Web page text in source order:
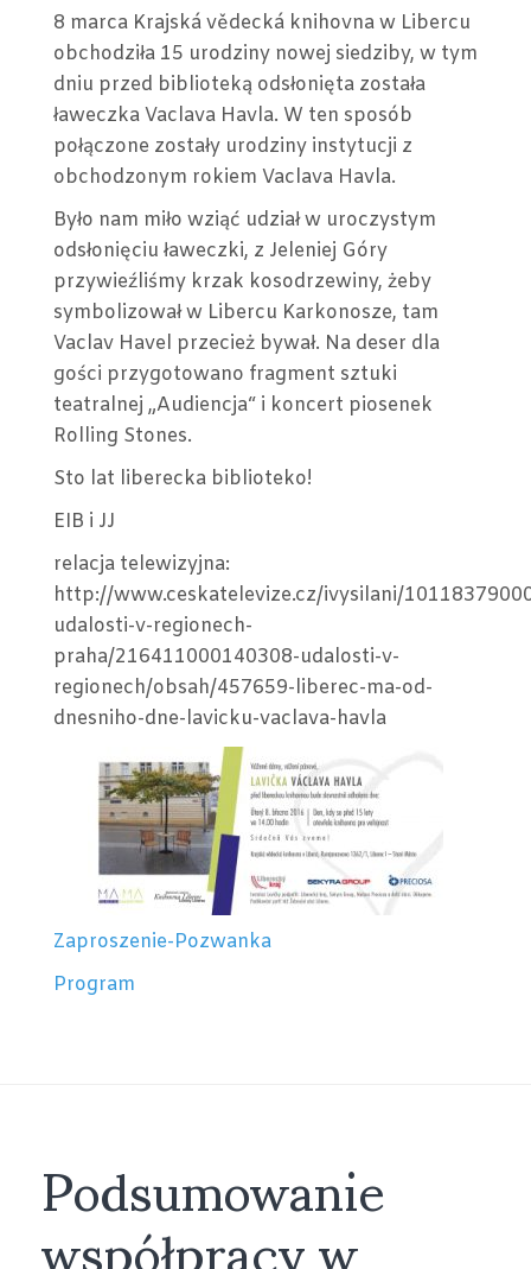
8 marca Krajská vědecká knihovna w Libercu
obchodziła 15 urodziny nowej siedziby, w tym
dniu przed biblioteką odsłonięta została
ławeczka Vaclava Havla. W ten sposób
połączone zostały urodziny instytucji z
obchodzonym rokiem Vaclava Havla.
Było nam miło wziąć udział w uroczystym
odsłonięciu ławeczki, z Jeleniej Góry
przywieźliśmy krzak kosodrzewiny, żeby
symbolizował w Libercu Karkonosze, tam
Vaclav Havel przecież bywał. Na deser dla
gości przygotowano fragment sztuki
teatralnej „Audiencja“ i koncert piosenek
Rolling Stones.
Sto lat liberecka biblioteko!
EIB i JJ
relacja telewizyjna:
http://www.ceskatelevize.cz/ivysilani/
udalosti-v-regionech-
praha/216411000140308-udalosti-v-
regionech/obsah/457659-liberec-ma-od-
dnesniho-dne-lavicku-vaclava-havla
Zaproszenie-Pozwanka
Program
Podsumowanie